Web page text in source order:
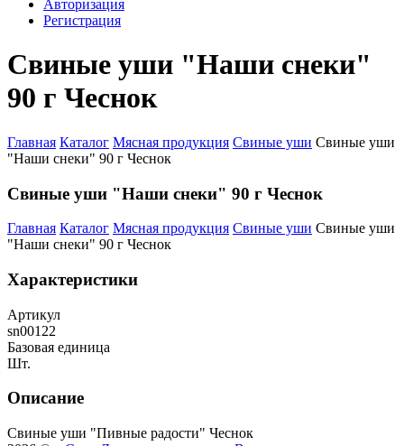
Авторизация
Регистрация
Свиные уши "Наши снеки"
90 г Чеснок
Главная Каталог Мясная продукция Свиные уши Свиные уши
"Наши снеки" 90 г Чеснок
Свиные уши "Наши снеки" 90 г Чеснок
Главная Каталог Мясная продукция Свиные уши Свиные уши
"Наши снеки" 90 г Чеснок
Характеристики
Артикул
sn00122
Базовая единица
Шт.
Описание
Свиные уши "Пивные радости" Чеснок